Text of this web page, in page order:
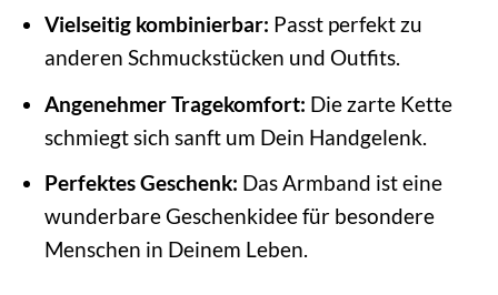
Vielseitig kombinierbar: Passt perfekt zu
anderen Schmuckstücken und Outfits.
Angenehmer Tragekomfort: Die zarte Kette
schmiegt sich sanft um Dein Handgelenk.
Perfektes Geschenk: Das Armband ist eine
wunderbare Geschenkidee für besondere
Menschen in Deinem Leben.